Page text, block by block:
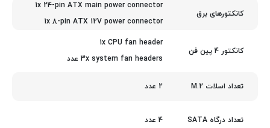
کانکتورهای برق
1x 24-pin ATX main power connector
1x 8-pin ATX 12V power connector
کانکتور 4 پین فن
1x CPU fan header
3x system fan headers عدد
تعداد اسلات M.2 2 عدد
تعداد درگاه SATA 4 عدد